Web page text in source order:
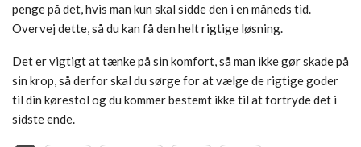
penge på det, hvis man kun skal sidde den i en måneds tid.
Overvej dette, så du kan få den helt rigtige løsning.
Det er vigtigt at tænke på sin komfort, så man ikke gør skade på
sin krop, så derfor skal du sørge for at vælge de rigtige goder
til din kørestol og du kommer bestemt ikke til at fortryde det i
sidste ende.